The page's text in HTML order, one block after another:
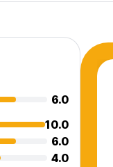
6.0
10.0
6.0
4.0